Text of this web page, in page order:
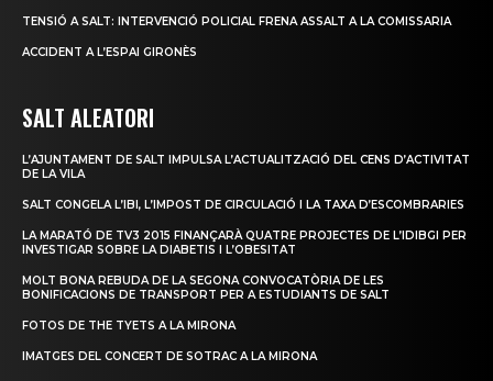
TENSIÓ A SALT: INTERVENCIÓ POLICIAL FRENA ASSALT A LA COMISSARIA
ACCIDENT A L’ESPAI GIRONÈS
SALT ALEATORI
L’AJUNTAMENT DE SALT IMPULSA L’ACTUALITZACIÓ DEL CENS D’ACTIVITAT
DE LA VILA
SALT CONGELA L’IBI, L’IMPOST DE CIRCULACIÓ I LA TAXA D’ESCOMBRARIES
LA MARATÓ DE TV3 2015 FINANÇARÀ QUATRE PROJECTES DE L’IDIBGI PER
INVESTIGAR SOBRE LA DIABETIS I L’OBESITAT
MOLT BONA REBUDA DE LA SEGONA CONVOCATÒRIA DE LES
BONIFICACIONS DE TRANSPORT PER A ESTUDIANTS DE SALT
FOTOS DE THE TYETS A LA MIRONA
IMATGES DEL CONCERT DE SOTRAC A LA MIRONA